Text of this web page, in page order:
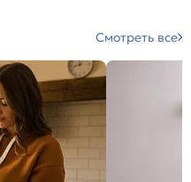
Смотреть все